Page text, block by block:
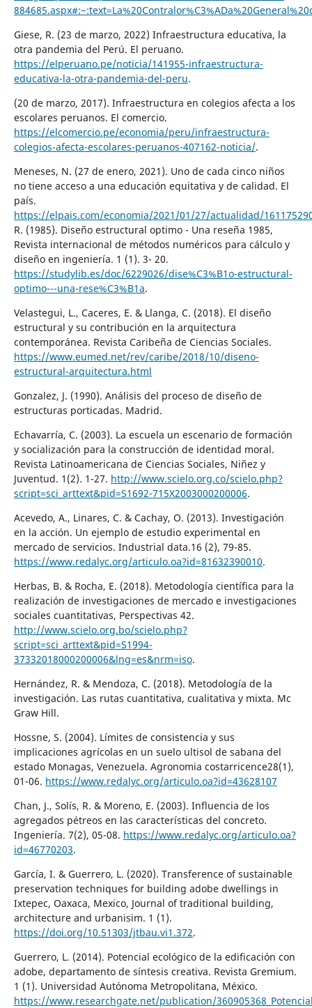
Giese, R. (23 de marzo, 2022) Infraestructura educativa, la
otra pandemia del Perú. El peruano.
https://elperuano.pe/noticia/141955-infraestructura-
educativa-la-otra-pandemia-del-peru.
(20 de marzo, 2017). Infraestructura en colegios afecta a los
escolares peruanos. El comercio.
https://elcomercio.pe/economia/peru/infraestructura-
colegios-afecta-escolares-peruanos-407162-noticia/.
Meneses, N. (27 de enero, 2021). Uno de cada cinco niños
no tiene acceso a una educación equitativa y de calidad. El
país.
https://elpais.com/economia/2021/01/27/actualidad/
R. (1985). Diseño estructural optimo - Una reseña 1985,
Revista internacional de métodos numéricos para cálculo y
diseño en ingeniería. 1 (1). 3- 20.
https://studylib.es/doc/6229026/dise%C3%B1o-estructural-
optimo---una-rese%C3%B1a.
Velastegui, L., Caceres, E. & Llanga, C. (2018). El diseño
estructural y su contribución en la arquitectura
contemporánea. Revista Caribeña de Ciencias Sociales.
https://www.eumed.net/rev/caribe/2018/10/diseno-
estructural-arquitectura.html
Gonzalez, J. (1990). Análisis del proceso de diseño de
estructuras porticadas. Madrid.
Echavarría, C. (2003). La escuela un escenario de formación
y socialización para la construcción de identidad moral.
Revista Latinoamericana de Ciencias Sociales, Niñez y
Juventud. 1(2). 1-27. http://www.scielo.org.co/scielo.php?
script=sci_arttext&pid=S1692-715X2003000200006.
Acevedo, A., Linares, C. & Cachay, O. (2013). Investigación
en la acción. Un ejemplo de estudio experimental en
mercado de servicios. Industrial data.16 (2), 79-85.
https://www.redalyc.org/articulo.oa?id=81632390010.
Herbas, B. & Rocha, E. (2018). Metodología científica para la
realización de investigaciones de mercado e investigaciones
sociales cuantitativas, Perspectivas 42.
http://www.scielo.org.bo/scielo.php?
script=sci_arttext&pid=S1994-
37332018000200006&lng=es&nrm=iso.
Hernández, R. & Mendoza, C. (2018). Metodología de la
investigación. Las rutas cuantitativa, cualitativa y mixta. Mc
Graw Hill.
Hossne, S. (2004). Límites de consistencia y sus
implicaciones agrícolas en un suelo ultisol de sabana del
estado Monagas, Venezuela. Agronomia costarricence28(1),
01-06. https://www.redalyc.org/articulo.oa?id=43628107
Chan, J., Solís, R. & Moreno, E. (2003). Influencia de los
agregados pétreos en las características del concreto.
Ingeniería. 7(2), 05-08. https://www.redalyc.org/articulo.oa?
id=46770203.
García, I. & Guerrero, L. (2020). Transference of sustainable
preservation techniques for building adobe dwellings in
Ixtepec, Oaxaca, Mexico, Journal of traditional building,
architecture and urbanisim. 1 (1).
https://doi.org/10.51303/jtbau.vi1.372.
Guerrero, L. (2014). Potencial ecológico de la edificación con
adobe, departamento de síntesis creativa. Revista Gremium.
1 (1). Universidad Autónoma Metropolitana, México.
https://www.researchgate.net/publication/